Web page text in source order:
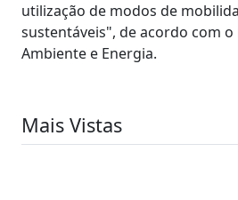
utilização de modos de
sustentáveis", de acordo com
Ambiente e Energia.
Mais Vistas